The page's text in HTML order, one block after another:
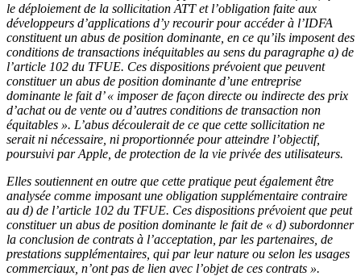
le déploiement de la sollicitation ATT et l’obligation faite aux
développeurs d’applications d’y recourir pour accéder à l’IDFA
constituent un abus de position dominante, en ce qu’ils imposent des
conditions de transactions inéquitables au sens du paragraphe a) de
l’article 102 du TFUE. Ces dispositions prévoient que peuvent
constituer un abus de position dominante d’une entreprise
dominante le fait d’ « imposer de façon directe ou indirecte des prix
d’achat ou de vente ou d’autres conditions de transaction non
équitables ». L’abus découlerait de ce que cette sollicitation ne
serait ni nécessaire, ni proportionnée pour atteindre l’objectif,
poursuivi par Apple, de protection de la vie privée des utilisateurs.
Elles soutiennent en outre que cette pratique peut également être
analysée comme imposant une obligation supplémentaire contraire
au d) de l’article 102 du TFUE. Ces dispositions prévoient que peut
constituer un abus de position dominante le fait de « d) subordonner
la conclusion de contrats à l’acceptation, par les partenaires, de
prestations supplémentaires, qui par leur nature ou selon les usages
commerciaux, n’ont pas de lien avec l’objet de ces contrats ».